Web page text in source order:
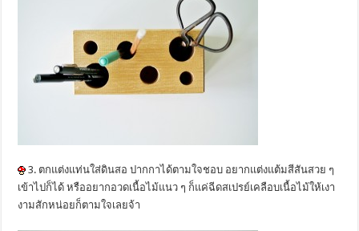
3. ตกแต่งแท่นใส่ดินสอ ปากกาได้ตามใจชอบ อยากแต่งแต้มสีสันสวย ๆ
เข้าไปก็ได้ หรืออยากอวดเนื้อไม้แนว ๆ ก็แค่ฉีดสเปรย์เคลือบเนื้อไม้ให้เงา
งามสักหน่อยก็ตามใจเลยจ้า